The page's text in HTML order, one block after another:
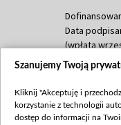
Data
(wpłata
(wpłata
mln, listopad
Szanujemy Twoją
Kliknij "Akceptuję i
korzystanie z technologii
dostęp do informacji na